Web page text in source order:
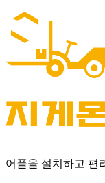
어플을 설치하고 편